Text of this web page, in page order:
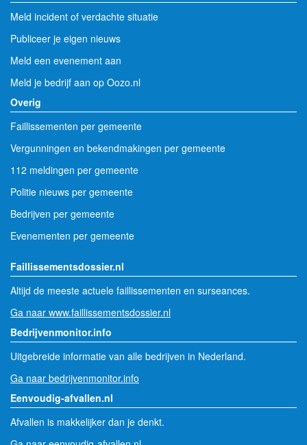
Meld incident of verdachte situatie
Publiceer je eigen nieuws
Meld een evenement aan
Meld je bedrijf aan op Oozo.nl
Overig
Faillissementen per gemeente
Vergunningen en bekendmakingen per gemeente
112 meldingen per gemeente
Politie nieuws per gemeente
Bedrijven per gemeente
Evenementen per gemeente
Faillissementsdossier.nl
Altijd de meeste actuele faillissementen en surseances.
Ga naar www.faillissementsdossier.nl
Bedrijvenmonitor.info
Uitgebreide informatie van alle bedrijven in Nederland.
Ga naar bedrijvenmonitor.info
Eenvoudig-afvallen.nl
Afvallen is makkelijker dan je denkt.